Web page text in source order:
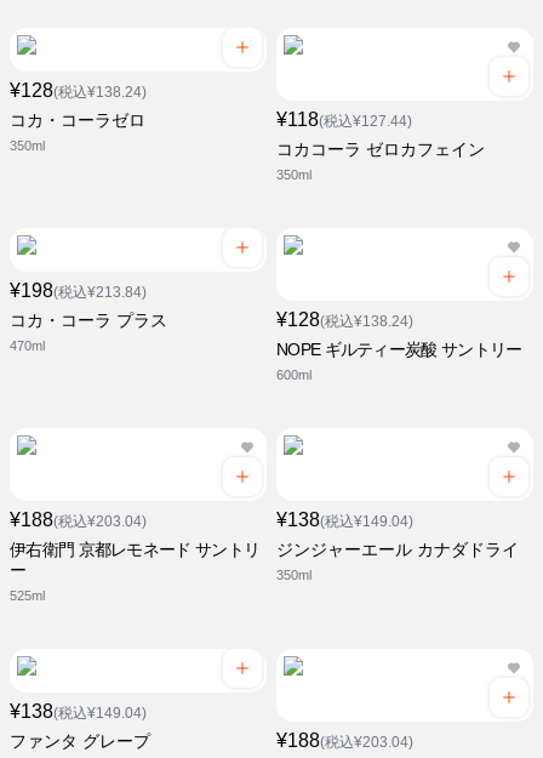
¥128(税込¥138.24)
コカ・コーラゼロ
350ml
¥118(税込¥127.44)
コカコーラ ゼロカフェイン
350ml
¥198(税込¥213.84)
コカ・コーラ プラス
470ml
¥128(税込¥138.24)
NOPE ギルティー炭酸 サントリー
600ml
¥188(税込¥203.04)
伊右衛門 京都レモネード サントリ
ー
525ml
¥138(税込¥149.04)
ジンジャーエール カナダドライ
350ml
¥138(税込¥149.04)
ファンタ グレープ ¥188(税込¥203.04)